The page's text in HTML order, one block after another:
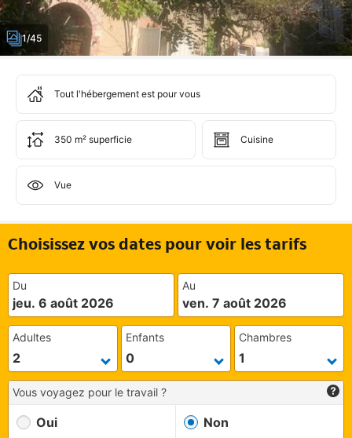
1/45
Tout l'hébergement est pour vous
350 m² superficie Cuisine
Vue
Choisissez vos dates pour voir les tarifs
Du
jeu. 6 août 2026
Au
ven. 7 août 2026
Adultes Enfants Chambres
Vous voyagez pour le travail ?
Oui Non